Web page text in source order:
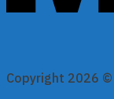
Copyright 2026 ©